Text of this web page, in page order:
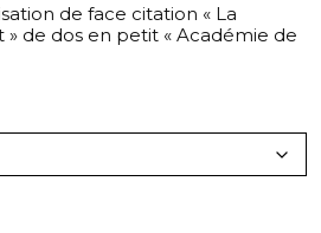
de face citation « La
de dos en petit « Académie de